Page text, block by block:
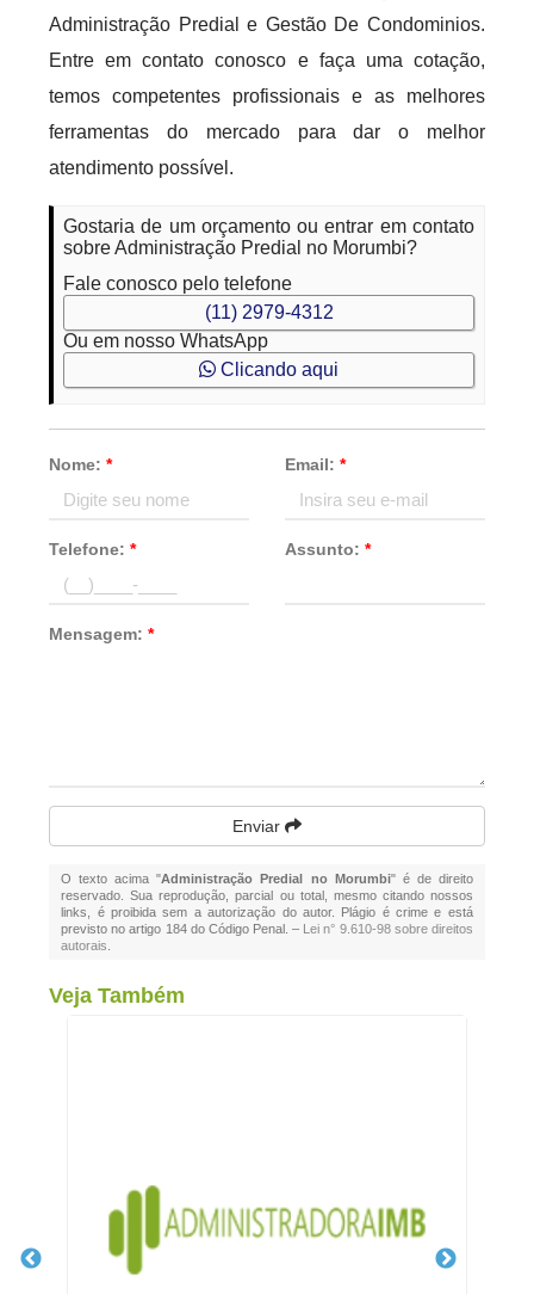
Administração Predial e Gestão De Condominios.
Entre em contato conosco e faça uma cotação,
temos competentes profissionais e as melhores
ferramentas do mercado para dar o melhor
atendimento possível.
Gostaria de um orçamento ou entrar em contato
sobre Administração Predial no Morumbi?
Fale conosco pelo telefone
(11) 2979-4312
Ou em nosso WhatsApp
Clicando aqui
Nome:* Email: *
Telefone:* Assunto: *
Mensagem:*
Enviar
O texto acima "Administração Predial no Morumbi" é de direito
reservado. Sua reprodução, parcial ou total, mesmo citando nossos
links, é proibida sem a autorização do autor. Plágio é crime e está
previsto no artigo 184 do Código Penal. – Lei n° 9.610-98 sobre direitos
autorais
Veja Também